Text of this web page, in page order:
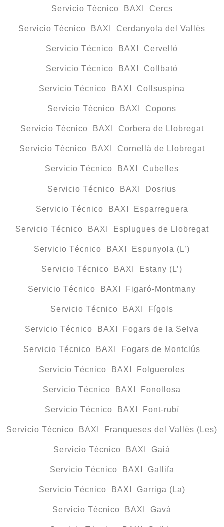
Servicio Técnico BAXI Cercs
Servicio Técnico BAXI Cerdanyola del Vallès
Servicio Técnico BAXI Cervelló
Servicio Técnico BAXI Collbató
Servicio Técnico BAXI Collsuspina
Servicio Técnico BAXI Copons
Servicio Técnico BAXI Corbera de Llobregat
Servicio Técnico BAXI Cornellà de Llobregat
Servicio Técnico BAXI Cubelles
Servicio Técnico BAXI Dosrius
Servicio Técnico BAXI Esparreguera
Servicio Técnico BAXI Esplugues de Llobregat
Servicio Técnico BAXI Espunyola (L’)
Servicio Técnico BAXI Estany (L’)
Servicio Técnico BAXI Figaró-Montmany
Servicio Técnico BAXI Fígols
Servicio Técnico BAXI Fogars de la Selva
Servicio Técnico BAXI Fogars de Montclús
Servicio Técnico BAXI Folgueroles
Servicio Técnico BAXI Fonollosa
Servicio Técnico BAXI Font-rubí
Servicio Técnico BAXI Franqueses del Vallès (Les)
Servicio Técnico BAXI Gaià
Servicio Técnico BAXI Gallifa
Servicio Técnico BAXI Garriga (La)
Servicio Técnico BAXI Gavà